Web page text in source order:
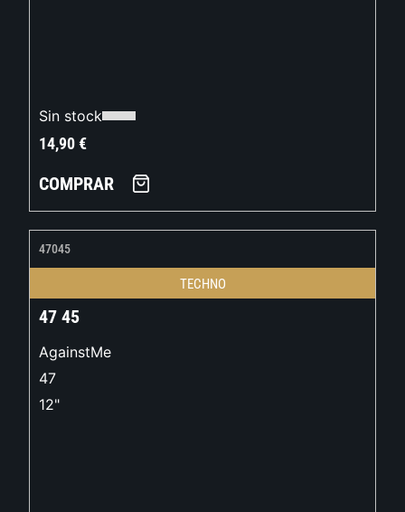
Sin stock
14,90€
COMPRAR
47045
TECHNO
47 45
AgainstMe
47
12"